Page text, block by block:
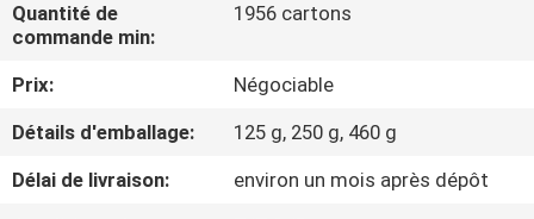
NOUS
VISITE
D'USINE
CONTRÔLE
Quantité de
commande min:
1956 cartons
Prix:
Négociable
Détails d'emballage:
125 g, 250 g, 460 g
Délai de livraison:
environ un mois après dépôt